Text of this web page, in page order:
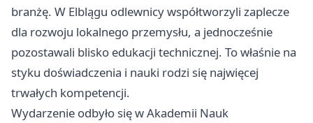
branżę. W Elblągu odlewnicy współtworzyli zaplecze
dla rozwoju lokalnego przemysłu, a jednocześnie
pozostawali blisko edukacji technicznej. To właśnie na
styku doświadczenia i nauki rodzi się najwięcej
trwałych kompetencji.
Wydarzenie odbyło się w Akademii Nauk